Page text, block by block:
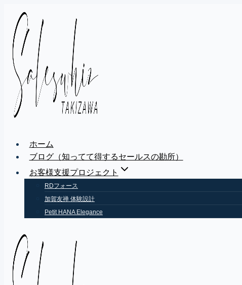
content
ホーム
ブログ（知ってて得するセールスの勘所）
お客様支援プロジェクト
RDフォース
加賀友禅 体験設計
Petit HANA Elegance